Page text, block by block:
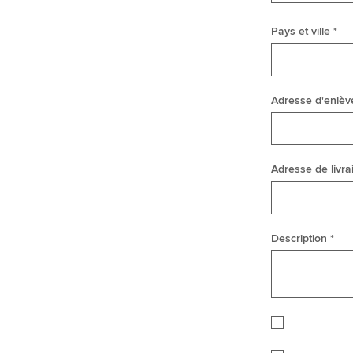
Pays et ville *
Adresse
Adresse de
Description *